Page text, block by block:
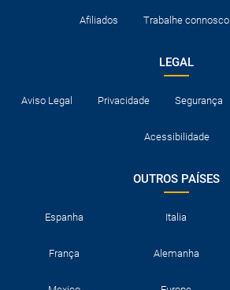
Afiliados Trabalhe connosco
LEGAL
Aviso Legal Privacidade Segurança
Acessibilidade
OUTROS PAÍSES
Espanha Italia
França Alemanha